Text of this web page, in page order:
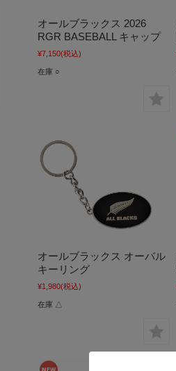
オールブラックス 2026
RGR BASEBALL キャップ
¥7,150(税込)
在庫 ○
オールブラックス オーバル
キーリング
¥1,980(税込)
在庫 △